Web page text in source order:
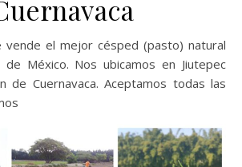
de México. Nos ubicamos en Jiutepec
de Cuernavaca. Aceptamos todas las